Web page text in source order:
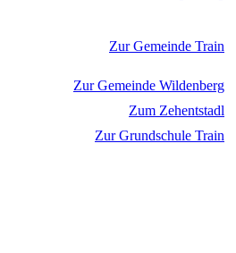
Zur Gemeinde Train
Zur Gemeinde Wildenberg
Zum Zehentstadl
Zur Grundschule Train